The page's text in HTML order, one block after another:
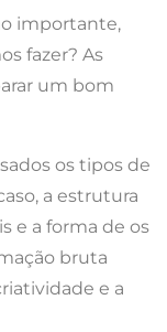
importante,
fazer? As
um bom
os tipos de
a estrutura
e a forma de os
bruta
e a